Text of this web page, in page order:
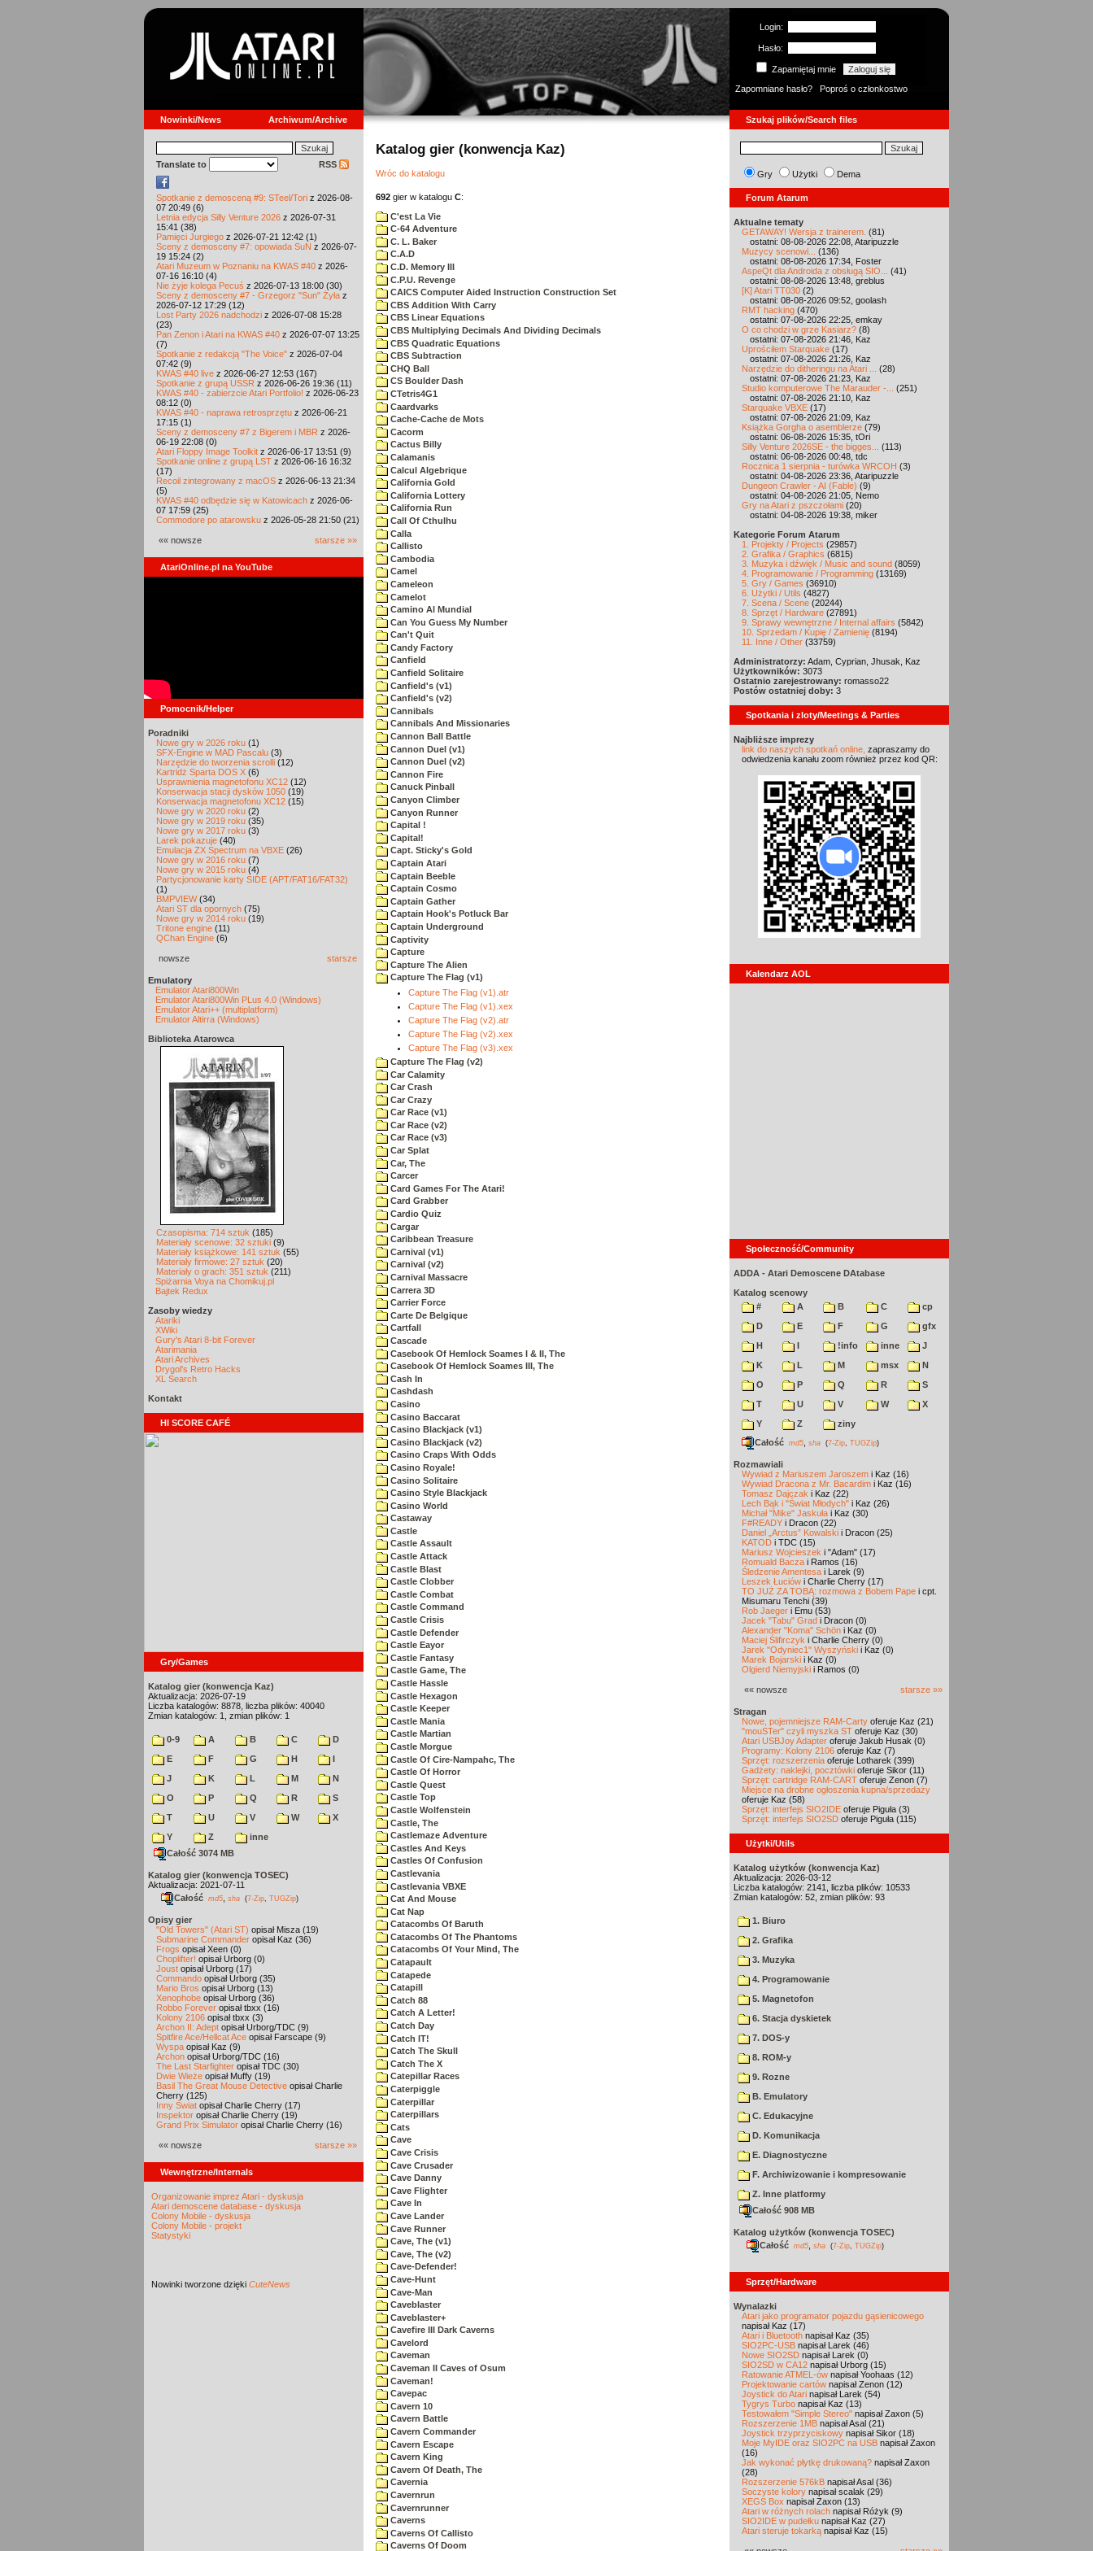
Login:
Hasło:
Zapamiętaj mnie
Zapomniane hasło?
Poproś o członkostwo
Nowinki/News Archiwum/Archive Szukaj plików/Search files
Translate to RSS
Spotkanie z demosceną #9: STeel/Tori z 2026-08-
07 20:49 (6)
Letnia edycja Silly Venture 2026 z 2026-07-31
15:41 (38)
Pamięci Jurgiego z 2026-07-21 12:42 (1)
Sceny z demosceny #7: opowiada SuN z 2026-07-
19 15:24 (2)
Atari Muzeum w Poznaniu na KWAS #40 z 2026-
07-16 16:10 (4)
Nie żyje kolega Pecuś z 2026-07-13 18:00 (30)
Sceny z demosceny #7 - Grzegorz "Sun" Żyła z
2026-07-12 17:29 (12)
Lost Party 2026 nadchodzi z 2026-07-08 15:28
(23)
Pan Zenon i Atari na KWAS #40 z 2026-07-07 13:25
(7)
Spotkanie z redakcją "The Voice" z 2026-07-04
07:42 (9)
KWAS #40 live z 2026-06-27 12:53 (167)
Spotkanie z grupą USSR z 2026-06-26 19:36 (11)
KWAS #40 - zabierzcie Atari Portfolio! z 2026-06-23
08:12 (0)
KWAS #40 - naprawa retrosprzętu z 2026-06-21
17:15 (1)
Sceny z demosceny #7 z Bigerem i MBR z 2026-
06-19 22:08 (0)
Atari Floppy Image Toolkit z 2026-06-17 13:51 (9)
Spotkanie online z grupą LST z 2026-06-16 16:32
(17)
Recoil zintegrowany z macOS z 2026-06-13 21:34
(5)
KWAS #40 odbędzie się w Katowicach z 2026-06-
07 17:59 (25)
Commodore po atarowsku z 2026-05-28 21:50 (21)
«« nowsze starsze »»
AtariOnline.pl na YouTube
Pomocnik/Helper
Poradniki
Nowe gry w 2026 roku (1)
SFX-Engine w MAD Pascalu (3)
Narzędzie do tworzenia scrolli (12)
Kartridż Sparta DOS X (6)
Usprawnienia magnetofonu XC12 (12)
Konserwacja stacji dysków 1050 (19)
Konserwacja magnetofonu XC12 (15)
Nowe gry w 2020 roku (2)
Nowe gry w 2019 roku (35)
Nowe gry w 2017 roku (3)
Larek pokazuje (40)
Emulacja ZX Spectrum na VBXE (26)
Nowe gry w 2016 roku (7)
Nowe gry w 2015 roku (4)
Partycjonowanie karty SIDE (APT/FAT16/FAT32)
(1)
BMPVIEW(34)
Atari ST dla opornych (75)
Nowe gry w 2014 roku (19)
Tritone engine (11)
QChan Engine (6)
nowsze starsze
Emulatory
Emulator Atari800Win
Emulator Atari800Win PLus 4.0 (Windows)
Emulator Atari++ (multiplatform)
Emulator Altirra (Windows)
Biblioteka Atarowca
Czasopisma: 714 sztuk (185)
Materiały scenowe: 32 sztuki (9)
Materiały książkowe: 141 sztuk (55)
Materiały firmowe: 27 sztuk (20)
Materiały o grach: 351 sztuk (211)
Spiżarnia Voya na Chomikuj.pl
Bajtek Redux
Zasoby wiedzy
Atariki
XWiki
Gury's Atari 8-bit Forever
Atarimania
Atari Archives
Drygol's Retro Hacks
XL Search
Kontakt
HI SCORE CAFÉ
Gry/Games
Katalog gier (konwencja Kaz)
Aktualizacja: 2026-07-19
Liczba katalogów: 8878, liczba plików: 40040
Zmian katalogów: 1, zmian plików: 1
0-9 A B C
D
E
F G H
I
J
K L M
N
O
P Q R
S
T
U V W
X
Y
Z
inne
Całość 3074 MB
Katalog gier (konwencja TOSEC)
Aktualizacja: 2021-07-11
Całość md5 sha (7-Zip TUGZip)
Opisy gier
"Old Towers" (Atari ST) opisał Misza (19)
Submarine Commander opisał Kaz (36)
Frogs opisał Xeen (0)
Choplifter! opisał Urborg (0)
Joust opisał Urborg (17)
Commando opisał Urborg (35)
Mario Bros opisał Urborg (13)
Xenophobe opisał Urborg (36)
Robbo Forever opisał tbxx (16)
Kolony 2106 opisał tbxx (3)
Archon II: Adept opisał Urborg/TDC (9)
Spitfire Ace/Hellcat Ace opisał Farscape (9)
Wyspa opisał Kaz (9)
Archon opisał Urborg/TDC (16)
The Last Starfighter opisał TDC (30)
Dwie Wieże opisał Muffy (19)
Basil The Great Mouse Detective opisał Charlie
Cherry (125)
Inny Świat opisał Charlie Cherry (17)
Inspektor opisał Charlie Cherry (19)
Grand Prix Simulator opisał Charlie Cherry (16)
«« nowsze starsze »»
Wewnętrzne/Internals
Organizowanie imprez Atari - dyskusja
Atari demoscene database - dyskusja
Colony Mobile - dyskusja
Colony Mobile - projekt
Statystyki
Nowinki tworzone dzięki CuteNews
Katalog gier (konwencja Kaz)
Wróc do katalogu
692 gier w katalogu C:
C'est La Vie
C-64 Adventure
C. L. Baker
C.A.D
C.D. Memory III
C.P.U. Revenge
CAICS Computer Aided Instruction Construction Set
CBS Addition With Carry
CBS Linear Equations
CBS Multiplying Decimals And Dividing Decimals
CBS Quadratic Equations
CBS Subtraction
CHQ Ball
CS Boulder Dash
CTetris4G1
Caardvarks
Cache-Cache de Mots
Cacorm
Cactus Billy
Calamanis
Calcul Algebrique
California Gold
California Lottery
California Run
Call Of Cthulhu
Calla
Callisto
Cambodia
Camel
Cameleon
Camelot
Camino Al Mundial
Can You Guess My Number
Can't Quit
Candy Factory
Canfield
Canfield Solitaire
Canfield's (v1)
Canfield's (v2)
Cannibals
Cannibals And Missionaries
Cannon Ball Battle
Cannon Duel (v1)
Cannon Duel (v2)
Cannon Fire
Canuck Pinball
Canyon Climber
Canyon Runner
Capital !
Capital!
Capt. Sticky's Gold
Captain Atari
Captain Beeble
Captain Cosmo
Captain Gather
Captain Hook's Potluck Bar
Captain Underground
Captivity
Capture
Capture The Alien
Capture The Flag (v1)
Capture The Flag (v1).atr
Capture The Flag (v1).xex
Capture The Flag (v2).atr
Capture The Flag (v2).xex
Capture The Flag (v3).xex
Capture The Flag (v2)
Car Calamity
Car Crash
Car Crazy
Car Race (v1)
Car Race (v2)
Car Race (v3)
Car Splat
Car, The
Carcer
Card Games For The Atari!
Card Grabber
Cardio Quiz
Cargar
Caribbean Treasure
Carnival (v1)
Carnival (v2)
Carnival Massacre
Carrera 3D
Carrier Force
Carte De Belgique
Cartfall
Cascade
Casebook Of Hemlock Soames I & II, The
Casebook Of Hemlock Soames III, The
Cash In
Cashdash
Casino
Casino Baccarat
Casino Blackjack (v1)
Casino Blackjack (v2)
Casino Craps With Odds
Casino Royale!
Casino Solitaire
Casino Style Blackjack
Casino World
Castaway
Castle
Castle Assault
Castle Attack
Castle Blast
Castle Clobber
Castle Combat
Castle Command
Castle Crisis
Castle Defender
Castle Eayor
Castle Fantasy
Castle Game, The
Castle Hassle
Castle Hexagon
Castle Keeper
Castle Mania
Castle Martian
Castle Morgue
Castle Of Cire-Nampahc, The
Castle Of Horror
Castle Quest
Castle Top
Castle Wolfenstein
Castle, The
Castlemaze Adventure
Castles And Keys
Castles Of Confusion
Castlevania
Castlevania VBXE
Cat And Mouse
Cat Nap
Catacombs Of Baruth
Catacombs Of The Phantoms
Catacombs Of Your Mind, The
Catapault
Catapede
Catapill
Catch 88
Catch A Letter!
Catch Day
Catch IT!
Catch The Skull
Catch The X
Catepillar Races
Caterpiggle
Caterpillar
Caterpillars
Cats
Cave
Cave Crisis
Cave Crusader
Cave Danny
Cave Flighter
Cave In
Cave Lander
Cave Runner
Cave, The (v1)
Cave, The (v2)
Cave-Defender!
Cave-Hunt
Cave-Man
Caveblaster
Caveblaster+
Cavefire III Dark Caverns
Cavelord
Caveman
Caveman II Caves of Osum
Caveman!
Cavepac
Cavern 10
Cavern Battle
Cavern Commander
Cavern Escape
Cavern King
Cavern Of Death, The
Cavernia
Cavernrun
Cavernrunner
Caverns
Caverns Of Callisto
Caverns Of Doom
Gry Użytki Dema
Forum Atarum
Aktualne tematy
GETAWAY! Wersja z trainerem. (81)
ostatni: 08-08-2026 22:08, Ataripuzzle
Muzycy scenowi...
(136)
ostatni: 08-08-2026 17:34, Foster
AspeQt dla Androida z obsługą SIO...
(41)
ostatni: 08-08-2026 13:48, greblus
[K] Atari TT030 (2)
ostatni: 08-08-2026 09:52, goolash
RMT hacking (470)
ostatni: 07-08-2026 22:25, emkay
O co chodzi w grze Kasiarz? (8)
ostatni: 07-08-2026 21:46, Kaz
Uprościłem Starquake (17)
ostatni: 07-08-2026 21:26, Kaz
Narzędzie do ditheringu na Atari ...
(28)
ostatni: 07-08-2026 21:23, Kaz
Studio komputerowe The Marauder -...
(251)
ostatni: 07-08-2026 21:10, Kaz
Starquake VBXE (17)
ostatni: 07-08-2026 21:09, Kaz
Książka Gorgha o asemblerze (79)
ostatni: 06-08-2026 15:35, tOri
Silly Venture 2026SE - the bigges...
(113)
ostatni: 06-08-2026 00:48, tdc
Rocznica 1 sierpnia - turówka WRCOH (3)
ostatni: 04-08-2026 23:36, Ataripuzzle
Dungeon Crawler - AI (Fable) (9)
ostatni: 04-08-2026 21:05, Nemo
Gry na Atari z pszczołami (20)
ostatni: 04-08-2026 19:38, miker
Kategorie Forum Atarum
1. Projekty / Projects (29857)
2. Grafika / Graphics (6815)
3. Muzyka i dźwięk / Music and sound (8059)
4. Programowanie / Programming (13169)
5. Gry / Games (36910)
6. Użytki / Utils (4827)
7. Scena / Scene (20244)
8. Sprzęt / Hardware (27891)
9. Sprawy wewnętrzne / Internal affairs (5842)
10. Sprzedam / Kupię / Zamienię (8194)
11. Inne / Other (33759)
Administratorzy: Adam, Cyprian, Jhusak, Kaz
Użytkowników: 3073
Ostatnio zarejestrowany: romasso22
Postów ostatniej doby: 3
Spotkania i zloty/Meetings & Parties
Najbliższe imprezy
link do naszych spotkań online, zapraszamy do
odwiedzenia kanału zoom również przez kod QR:
Kalendarz AOL
Społeczność/Community
ADDA - Atari Demoscene DAtabase
Katalog scenowy
#
A B C
cp
D
E F G
gfx
H
I !info inne
J
K
L M msx
N
O
P Q R
S
T
U V W
X
Y
Z
ziny
Całość md5 sha (7-Zip TUGZip)
Rozmawiali
Wywiad z Mariuszem Jaroszem i Kaz (16)
Wywiad Dracona z Mr. Bacardim i Kaz (16)
Tomasz Dajczak i Kaz (22)
Lech Bąk i "Świat Młodych" i Kaz (26)
Michał "Mike" Jaskuła i Kaz (30)
F#READY i Dracon (22)
Daniel „Arctus” Kowalski i Dracon (25)
KATOD i TDC (15)
Mariusz Wojcieszek i "Adam" (17)
Romuald Bacza i Ramos (16)
Śledzenie Amentesa i Larek (9)
Leszek Łuciów i Charlie Cherry (17)
TO JUŻ ZA TOBĄ: rozmowa z Bobem Pape i cpt.
Misumaru Tenchi (39)
Rob Jaeger i Emu (53)
Jacek "Tabu" Grad i Dracon (0)
Alexander "Koma" Schön i Kaz (0)
Maciej Ślifirczyk i Charlie Cherry (0)
Jarek "Odyniec1" Wyszyński i Kaz (0)
Marek Bojarski i Kaz (0)
Olgierd Niemyjski i Ramos (0)
«« nowsze starsze »»
Stragan
Nowe, pojemniejsze RAM-Carty oferuje Kaz (21)
"mouSTer" czyli myszka ST oferuje Kaz (30)
Atari USBJoy Adapter oferuje Jakub Husak (0)
Programy: Kolony 2106 oferuje Kaz (7)
Sprzęt: rozszerzenia oferuje Lotharek (399)
Gadżety: naklejki, pocztówki oferuje Sikor (11)
Sprzęt: cartridge RAM-CART oferuje Zenon (7)
Miejsce na drobne ogłoszenia kupna/sprzedaży
oferuje Kaz (58)
Sprzęt: interfejs SIO2IDE oferuje Piguła (3)
Sprzęt: interfejs SIO2SD oferuje Piguła (115)
Użytki/Utils
Katalog użytków (konwencja Kaz)
Aktualizacja: 2026-03-12
Liczba katalogów: 2141, liczba plików: 10533
Zmian katalogów: 52, zmian plików: 93
1. Biuro
2. Grafika
3. Muzyka
4. Programowanie
5. Magnetofon
6. Stacja dyskietek
7. DOS-y
8. ROM-y
9. Rozne
B. Emulatory
C. Edukacyjne
D. Komunikacja
E. Diagnostyczne
F. Archiwizowanie i kompresowanie
Z. Inne platformy
Całość 908 MB
Katalog użytków (konwencja TOSEC)
Całość md5 sha (7-Zip TUGZip)
Sprzęt/Hardware
Wynalazki
Atari jako programator pojazdu gąsienicowego
napisał Kaz (17)
Atari i Bluetooth napisał Kaz (35)
SIO2PC-USB napisał Larek (46)
Nowe SIO2SD napisał Larek (0)
SIO2SD w CA12 napisał Urborg (15)
Ratowanie ATMEL-ów napisał Yoohaas (12)
Projektowanie cartów napisał Zenon (12)
Joystick do Atari napisał Larek (54)
Tygrys Turbo napisał Kaz (13)
Testowałem "Simple Stereo" napisał Zaxon (5)
Rozszerzenie 1MB napisał Asal (21)
Joystick trzyprzyciskowy napisał Sikor (18)
Moje MyIDE oraz SIO2PC na USB napisał Zaxon
(16)
Jak wykonać płytkę drukowaną? napisał Zaxon
(28)
Rozszerzenie 576kB napisał Asal (36)
Soczyste kolory napisał scalak (29)
XEGS Box napisał Zaxon (13)
Atari w różnych rolach napisał Różyk (9)
SIO2IDE w pudełku napisał Kaz (27)
Atari steruje tokarką napisał Kaz (15)